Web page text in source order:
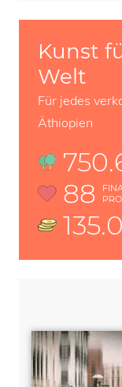
Kunst
Welt
Für jedes
Äthiopien
88